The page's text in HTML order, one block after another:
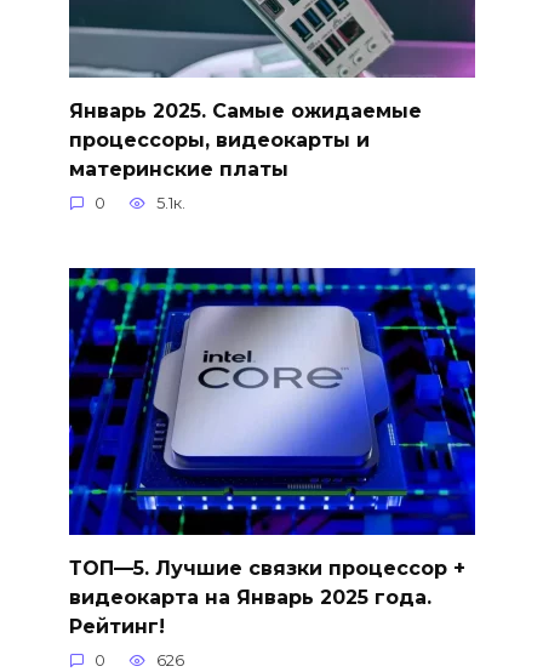
Январь 2025. Самые ожидаемые
процессоры, видеокарты и
материнские платы
0 5.1к.
ТОП—5. Лучшие связки процессор +
видеокарта на Январь 2025 года.
Рейтинг!
0 626